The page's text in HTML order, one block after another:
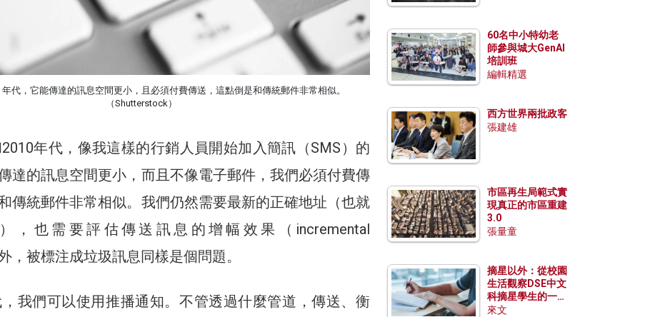
代，它能傳達的訊息空間更小，且必須付費傳送，這點倒是和傳統郵件非常相似。
（Shutterstock）
年代，像我這樣的行銷人員開始加入簡訊（SMS）的
達的訊息空間更小，而且不像電子郵件，我們必須付費傳
傳統郵件非常相似。我們仍然需要最新的正確地址（也就
，也需要評估傳送訊息的增幅效果（incremental
，被標注成垃圾訊息同樣是個問題。
我們可以使用推播通知。不管透過什麼管道，傳送、衡
60名中小特幼老
師參與城大GenAI
培訓班
編輯精選
西方世界兩批政客
張建雄
市區再生局範式實
現真正的市區重建
3.0
張量童
摘星以外：從校園
生活觀察DSE中文
科摘星學生的一點
特質
來文